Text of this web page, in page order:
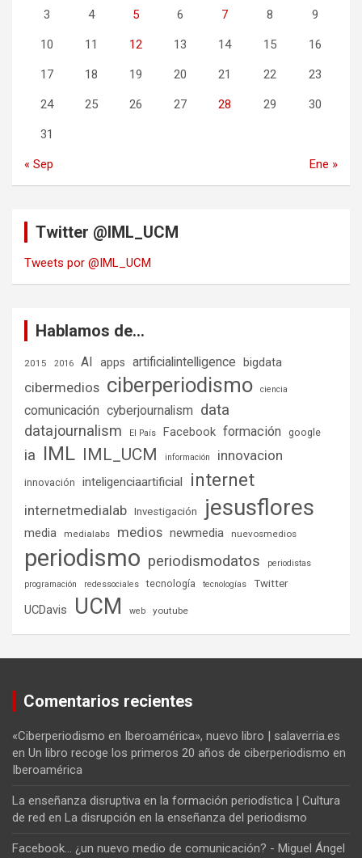
3 4 5 6 7 8 9
10 11 12 13 14 15 16
17 18 19 20 21 22 23
24 25 26 27 28 29 30
31
« Sep Ene »
Twitter @IML_UCM
Tweets por @IML_UCM
Hablamos de…
2015 2016 AI apps artificialintelligence bigdata
cibermedios ciberperiodismo ciencia
comunicación cyberjournalism data
datajournalism El País Facebook formación google
ia IML IML_UCM información innovacion
innovación inteligenciaartificial internet
internetmedialab Investigación jesusflores
media medialabs medios newmedia nuevosmedios
periodismo periodismodatos
periodistas
programación
redessociales tecnología tecnologías Twitter
UCDavis UCM web youtube
Comentarios recientes
«Ciberperiodismo en Iberoamérica», nuevo libro | salaverria.es
en Un libro recoge los primeros 20 años de ciberperiodismo en
Iberoamérica
La enseñanza disruptiva en la formación periodística | Cultura
de red en La disrupción en la enseñanza del periodismo
Facebook... ¿un nuevo medio de comunicación? - Miguel Ángel